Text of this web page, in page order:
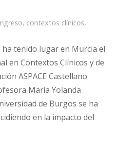
, contextos clínicos,
ha tenido lugar en Murcia el
en Contextos Clínicos y de
ASPACE Castellano
Maria Yolanda
de Burgos se ha
en la impacto del